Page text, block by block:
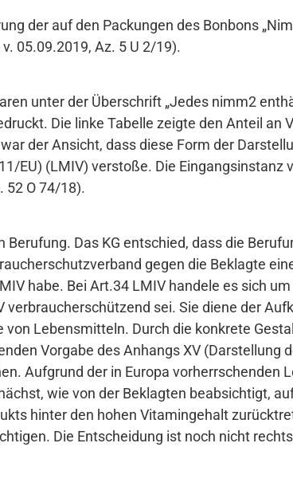
der auf den Packungen des Bonbons
05.09.2019, Az. 5 U 2/19).
unter der Überschrift „Jedes nimm2
Die linke Tabelle zeigte den Anteil an
der Ansicht, dass diese Form der
EU) (LMIV) verstoße. Die Eingangsinstanz
52 O 74/18).
Das KG entschied, dass die
gegen die Beklagte
habe. Bei Art.34 LMIV handele es sich
sei. Sie diene der
Lebensmitteln. Durch die konkrete
Vorgabe des Anhangs XV (Darstellung
Aufgrund der in Europa vorherrschenden
wie von der Beklagten beabsichtigt,
hinter den hohen Vitamingehalt
Die Entscheidung ist noch nicht